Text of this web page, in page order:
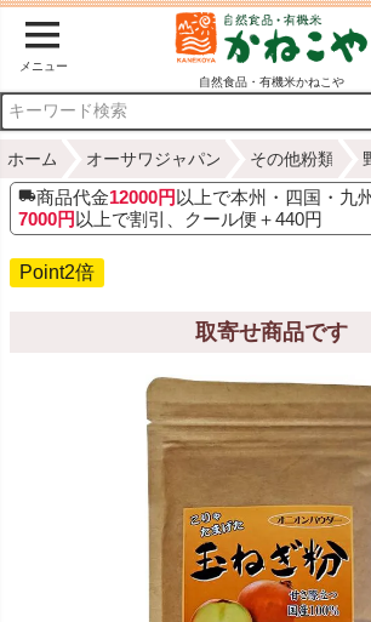
メニュー
自然食品・有機米かねこや
ホーム オーサワジャパン その他粉類
商品代金12000円 以上で本州・四国・九
7000円 以上で割引、クール便＋440円
Point2倍
取寄せ商品です